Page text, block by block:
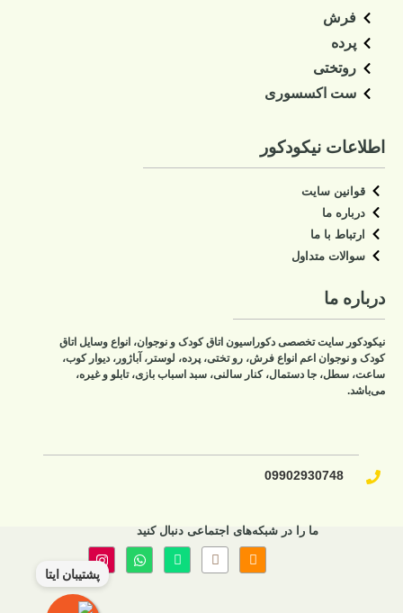
پشتیبان ایتا
فرش
پرده
روتختی
ست اکسسوری
اطلاعات نیکودکور
قوانین سایت
درباره ما
ارتباط با ما
سوالات متداول
درباره ما
نیکودکور سایت تخصصی دکوراسیون اتاق کودک و نوجوان، انواع وسایل اتاق
کودک و نوجوان اعم انواع فرش، رو تختی، پرده، لوستر، آباژور، دیوار کوب،
ساعت، سطل، جا دستمال، کنار سالنی، سبد اسباب بازی، تابلو و غیره،
می‌باشد.
09902930748​
ما را در شبکه‌های اجتماعی دنبال کنید